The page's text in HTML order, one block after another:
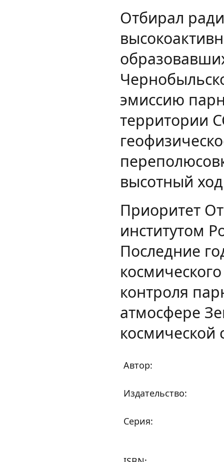
Отбирал
эмиссию
территории
высотный
Приоритет
институтом
Последние
контроля
атмосфере
космической
Автор:
Издательство:
Серия: